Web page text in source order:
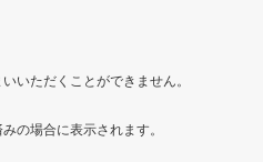
いただくことができません。
の場合に表示されます。